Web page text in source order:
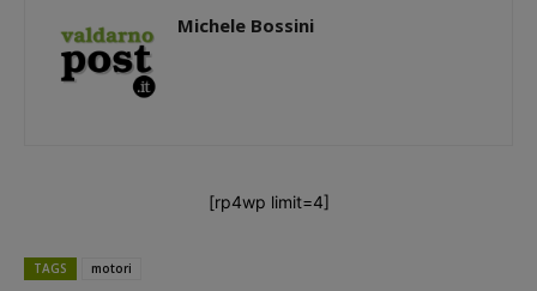
Michele Bossini
[rp4wp limit=4]
TAGS motori